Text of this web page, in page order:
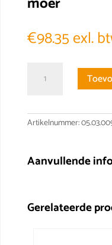
€98.35exl.
SFNUR02510T4DF
Kogelomloop
Artikelnummer:
Aanvullende
Gerelateerde